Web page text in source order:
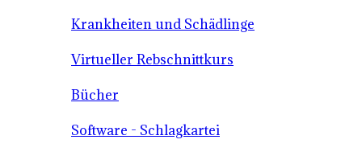
Krankheiten und Schädlinge
Virtueller Rebschnittkurs
Bücher
Software - Schlagkartei